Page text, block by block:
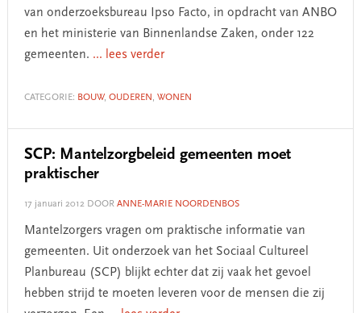
van onderzoeksbureau Ipso Facto, in opdracht van ANBO
en het ministerie van Binnenlandse Zaken, onder 122
gemeenten. ... lees verder
CATEGORIE: BOUW, OUDEREN , WONEN
SCP: Mantelzorgbeleid gemeenten moet
praktischer
17 januari 2012DOOR ANNE-MARIE NOORDENBOS
Mantelzorgers vragen om praktische informatie van
gemeenten. Uit onderzoek van het Sociaal Cultureel
Planbureau (SCP) blijkt echter dat zij vaak het gevoel
hebben strijd te moeten leveren voor de mensen die zij